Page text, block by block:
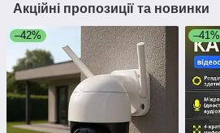
Акційні пропозиції та новинки
–42% –41%